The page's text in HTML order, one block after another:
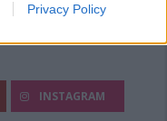
Privacy Policy
INSTAGRAM